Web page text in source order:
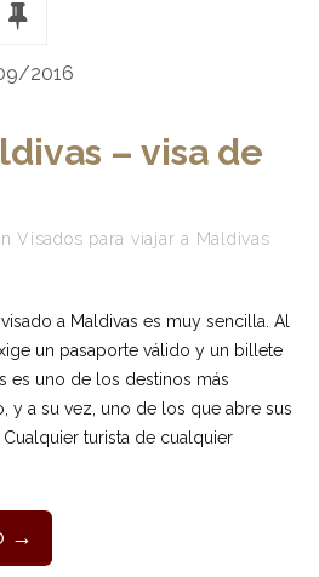
2016
– visa de
Visados para viajar a Maldivas
a Maldivas es muy sencilla. Al
un pasaporte válido y un billete
es uno de los destinos más
y a su vez, uno de los que abre sus
turista de cualquier
→